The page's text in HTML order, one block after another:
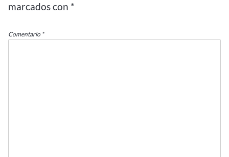
marcados con *
Comentario *